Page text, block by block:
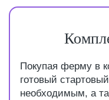
Покупая ферму в
готовый
необходимым, а